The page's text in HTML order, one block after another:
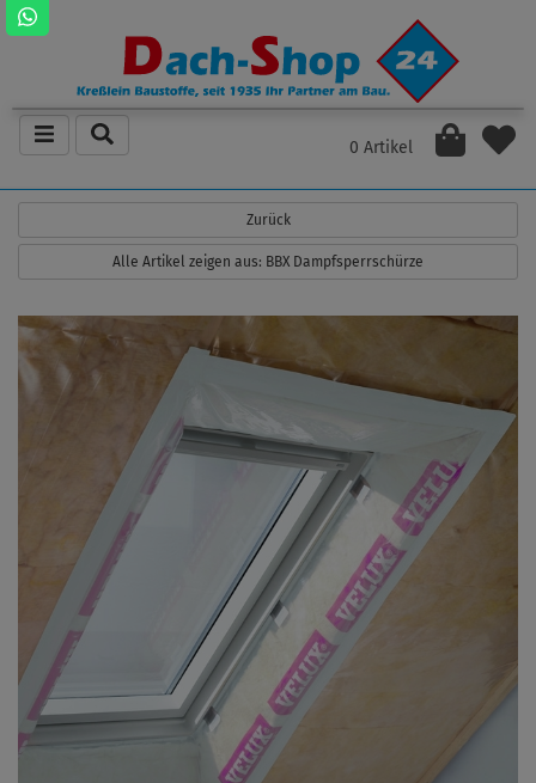
0 Artikel
Zurück
Alle Artikel zeigen aus: BBX Dampfsperrschürze